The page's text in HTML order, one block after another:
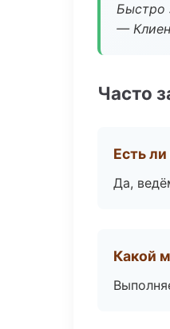
Быстро
—
Часто
Есть
Да,
Какой